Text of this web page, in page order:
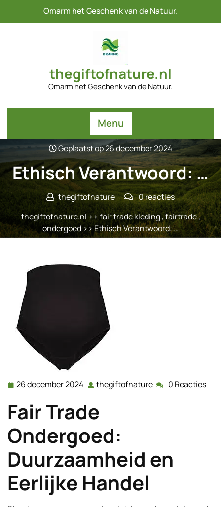
Omarm het Geschenk van de Natuur.
thegiftofnature.nl
Omarm het Geschenk van de Natuur.
Menu
Geplaatst op 26 december 2024
Ethisch Verantwoord: …
thegiftofnature
0 reacties
thegiftofnature.nl>> fair trade kleding,fairtrade,
ondergoed >> Ethisch Verantwoord: …
26 december 2024 26
2024
thegiftofnature thegiftofnature
0 Reacties
Fair Trade
Ondergoed:
Duurzaamheid en
Eerlijke Handel